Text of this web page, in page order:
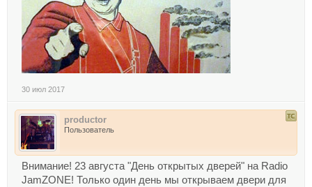
30 июл 2017
productor
Пользователь
Внимание! 23 августа "День открытых дверей" на Radio
JamZONE! Только один день мы открываем двери для